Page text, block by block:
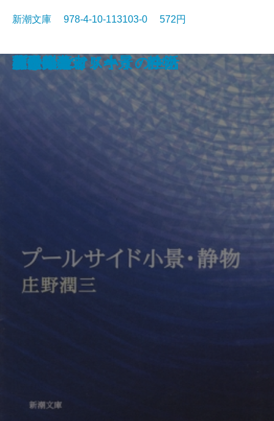
眠狂四郎無頼控〔六〕
日日平安
芽むしり仔撃ち
忍ぶ川
梟の城
海辺の光景
しぶちん
しろばんば
香華
どくとるマンボウ航海記
新潮文庫 978-4-10-113103-0 572円
プールサイド小景・静物
おはん
大炊介始末
ドストエフスキイの生活
楢山節考
紀ノ川
蒼き狼
可愛いエミリー
天平の甍
ひかりごけ